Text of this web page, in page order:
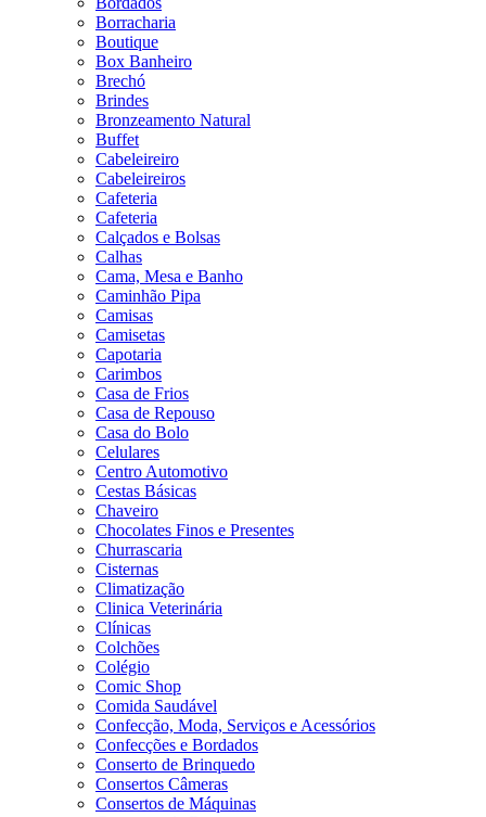
Borracharia
Boutique
Box Banheiro
Brechó
Brindes
Bronzeamento Natural
Buffet
Cabeleireiro
Cabeleireiros
Cafeteria
Cafeteria
Calçados e Bolsas
Calhas
Cama, Mesa e Banho
Caminhão Pipa
Camisas
Camisetas
Capotaria
Carimbos
Casa de Frios
Casa de Repouso
Casa do Bolo
Celulares
Centro Automotivo
Cestas Básicas
Chaveiro
Chocolates Finos e Presentes
Churrascaria
Cisternas
Climatização
Clinica Veterinária
Clínicas
Colchões
Colégio
Comic Shop
Comida Saudável
Confecção, Moda, Serviços e Acessórios
Confecções e Bordados
Conserto de Brinquedo
Consertos Câmeras
Consertos de Máquinas